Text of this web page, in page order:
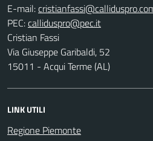
E-mail:
PEC:
Cristian Fassi
Via Giuseppe Garibaldi, 52
15011 - Acqui Terme (AL)
LINK UTILI
Regione Piemonte